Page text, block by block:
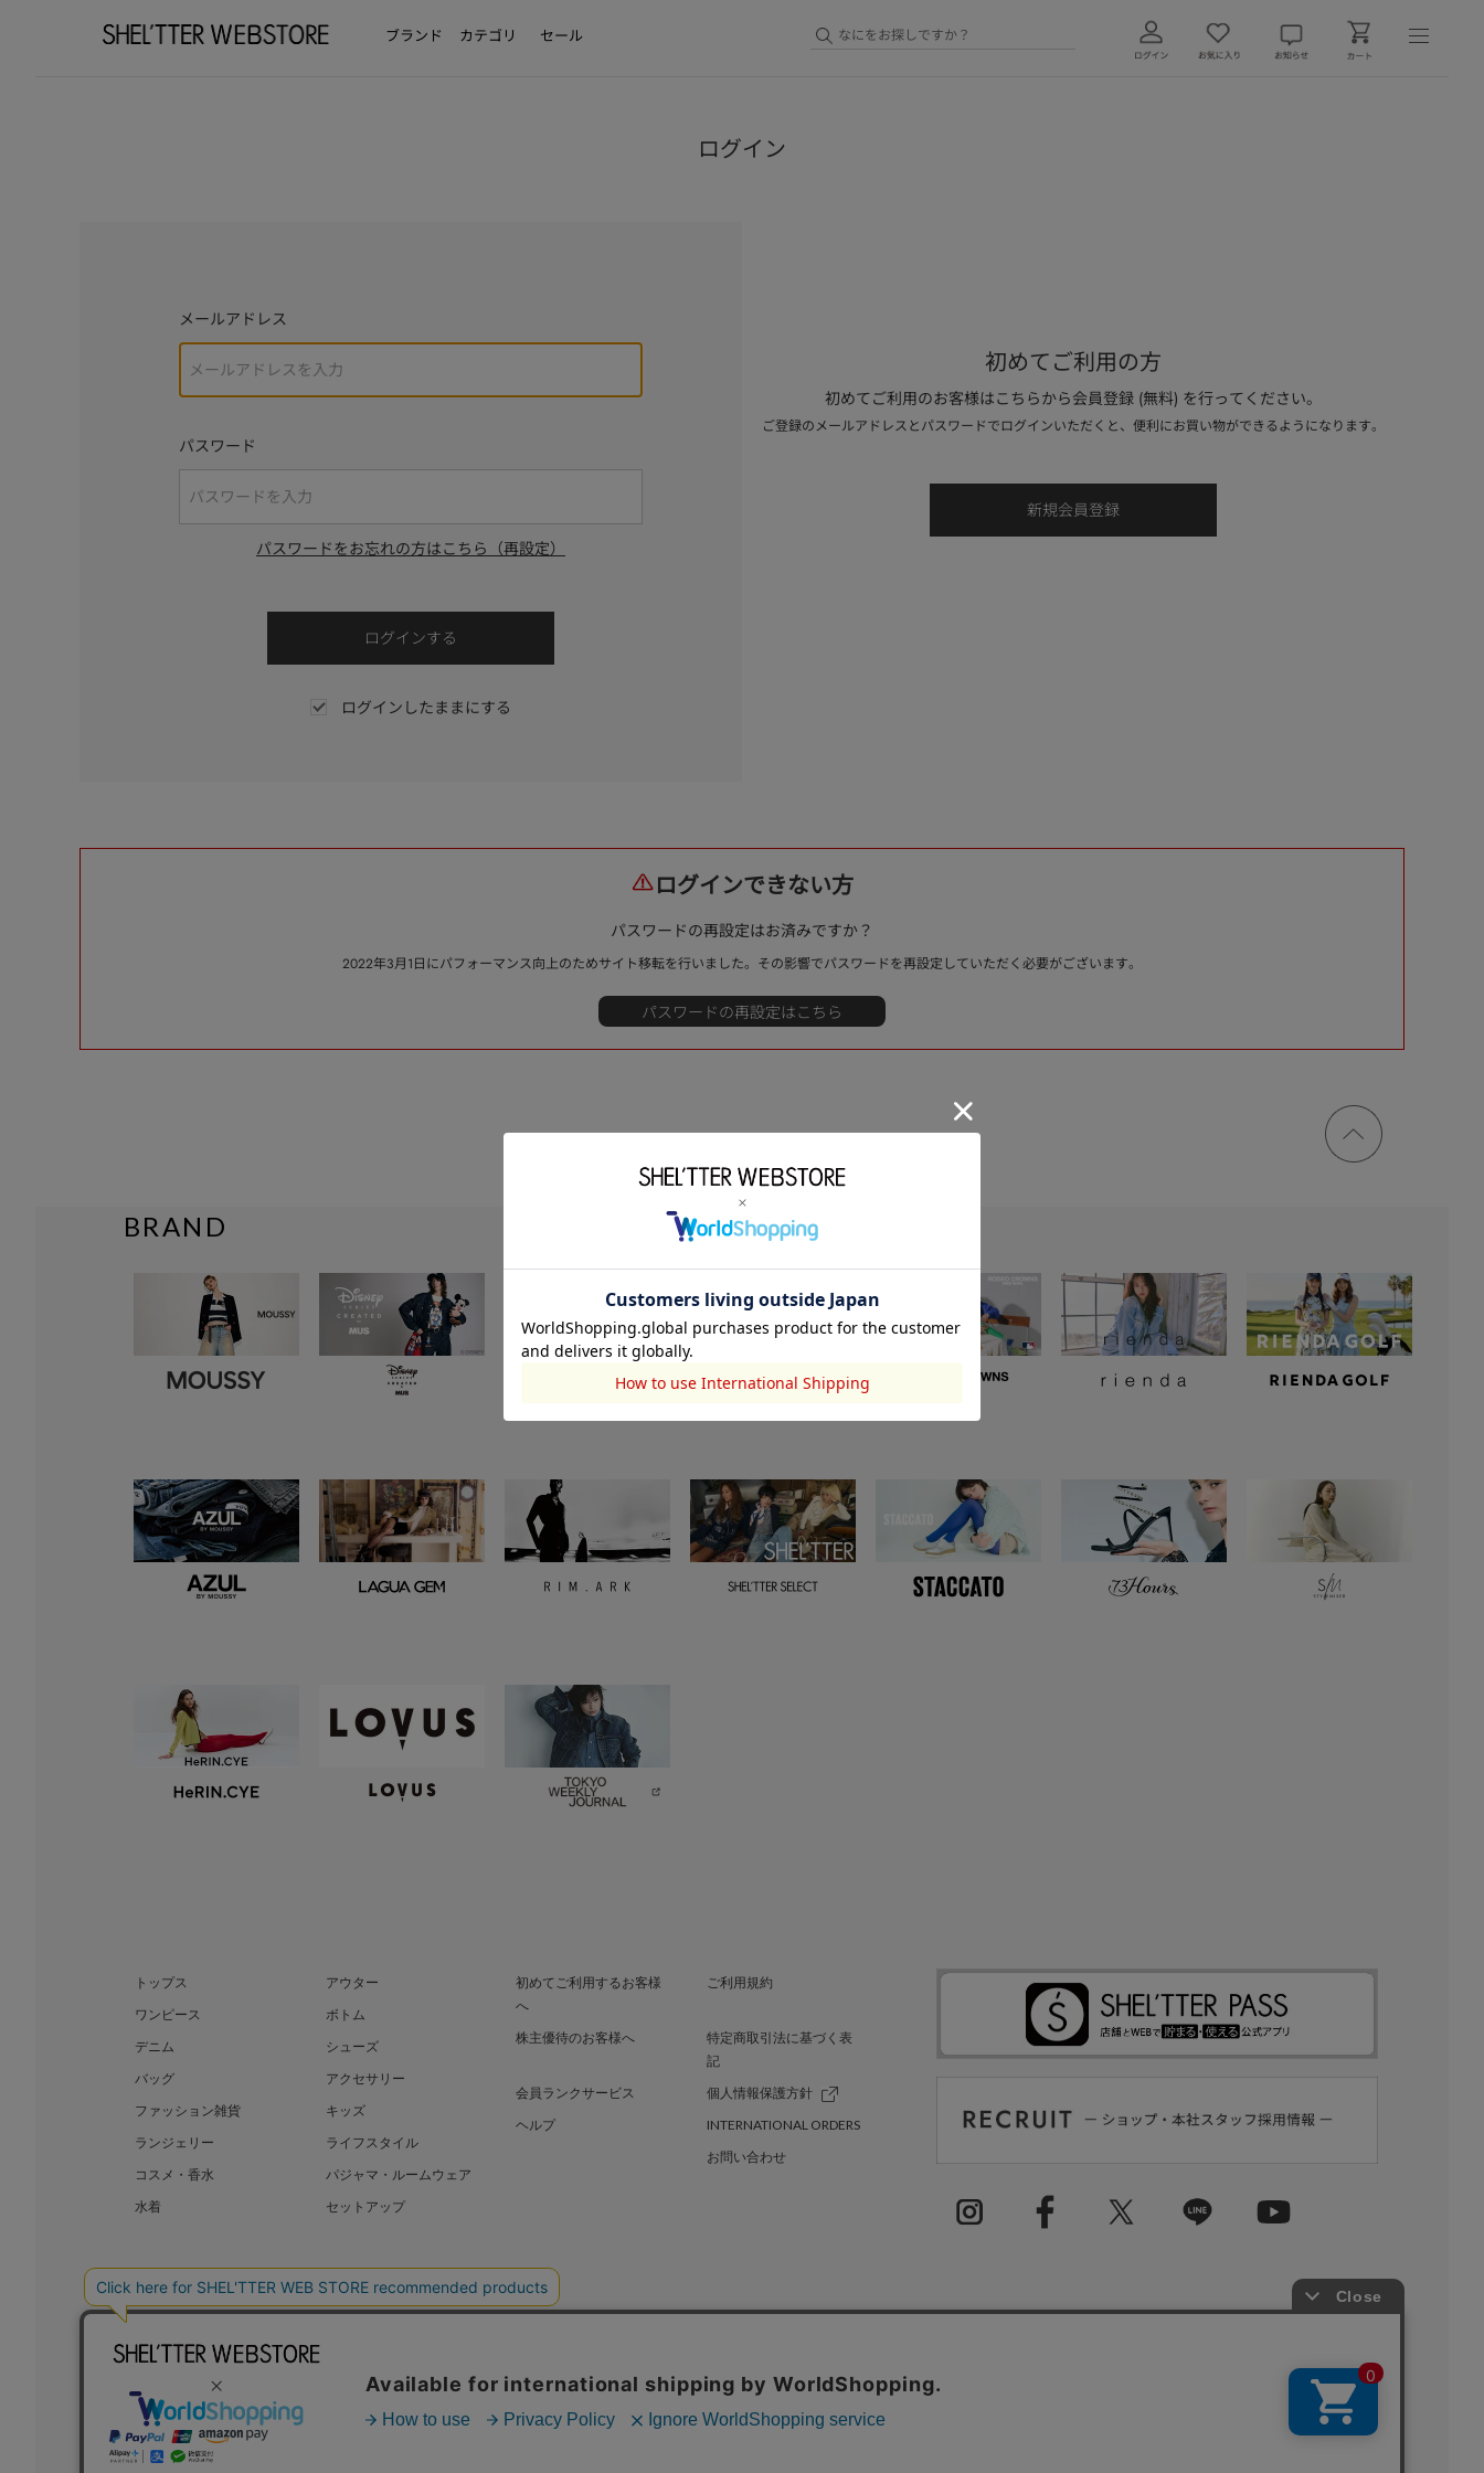
ブランド カテゴリ セール
ログイン
メールアドレス
パスワード
パスワードをお忘れの方はこちら（再設定）
ログインしたままにする
初めてご利用の方
初めてご利用のお客様はこちらから会員登録 (無料) を行ってください。
ご登録のメールアドレスとパスワードでログインいただくと、便利にお買い物ができるようになります。
ログインできない方
パスワードの再設定はお済みですか？
2022年3月1日にパフォーマンス向上のためサイト移転を行いました。その影響でパスワードを再設定していただく必要がございます。
ページ
トップ
BRAND
トップス
アウター
ワンピース
ボトム
デニム
シューズ
バッグ
アクセサリー
ファッション雑貨
キッズ
ランジェリー
ライフスタイル
コスメ・香水
パジャマ・ルームウェア
水着
セットアップ
初めてご利用するお客様
へ
ご利用規約
株主優待のお客様へ
特定商取引法に基づく表
記
会員ランクサービス
個人情報保護方針
ヘルプ
INTERNATIONAL ORDERS
お問い合わせ
BAROQUE JAPAN LIMITED SHEL’TTER GREEN 採用情報
COPYRIGHT © BAROQUE JAPAN LIMITED ALL RIGHTS RESERVED.